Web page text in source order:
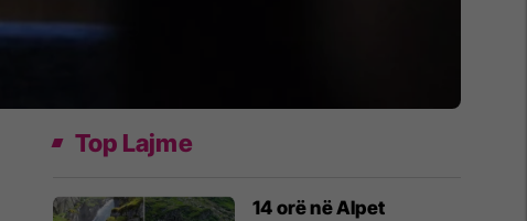
Top Lajme
14 orë në Alpet